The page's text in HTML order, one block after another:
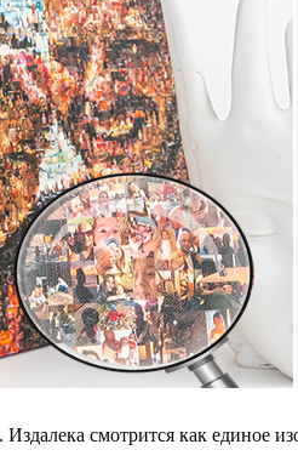
смотрится как единое